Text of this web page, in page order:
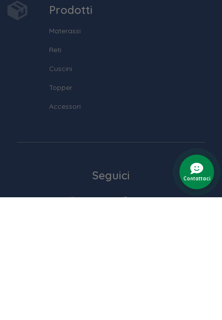
Prodotti
Materassi
Reti
Cuscini
Topper
Accessori
Seguici Contattaci